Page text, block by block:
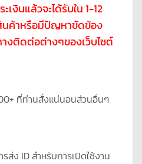
เงินแล้วจะได้รับใน 1-12
นค้าหรือมีปัญหาขัดข้อง
ติดต่อต่างๆของเว็บไซต์
ที่ท่านสั่งแน่นอนส่วนอื่นๆ
รส่ง ID สำหรับการเปิดใช้งาน